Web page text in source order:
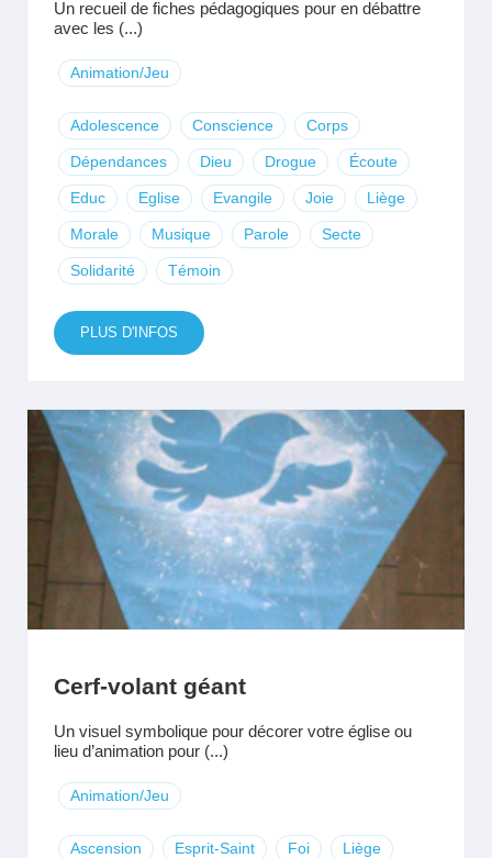
Un recueil de fiches pédagogiques pour en débattre
avec les (...)
Animation/Jeu
Adolescence Conscience Corps
Dépendances Dieu Drogue Écoute
Educ Eglise Evangile Joie Liège
Morale Musique Parole Secte
Solidarité Témoin
PLUS D'INFOS
Cerf-volant géant
Un visuel symbolique pour décorer votre église ou
lieu d’animation pour (...)
Animation/Jeu
Ascension Esprit-Saint Foi Liège